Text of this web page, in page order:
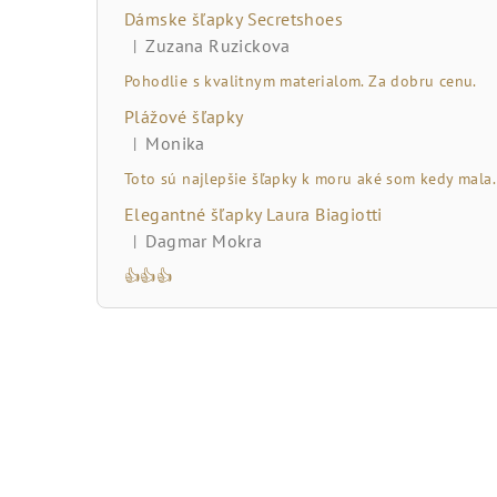
l
Dámske šľapky Secretshoes
Hodnotenie produktu je 5 z 5 hviezdičiek.
| Zuzana Ruzickova
Pohodlie s kvalitnym materialom. Za dobru cenu.
Plážové šľapky
Hodnotenie produktu je 5 z 5 hviezdičiek.
| Monika
Toto sú najlepšie šľapky k moru aké som kedy mala.
Elegantné šľapky Laura Biagiotti
Hodnotenie produktu je 5 z 5 hviezdičiek.
| Dagmar Mokra
👍👍👍